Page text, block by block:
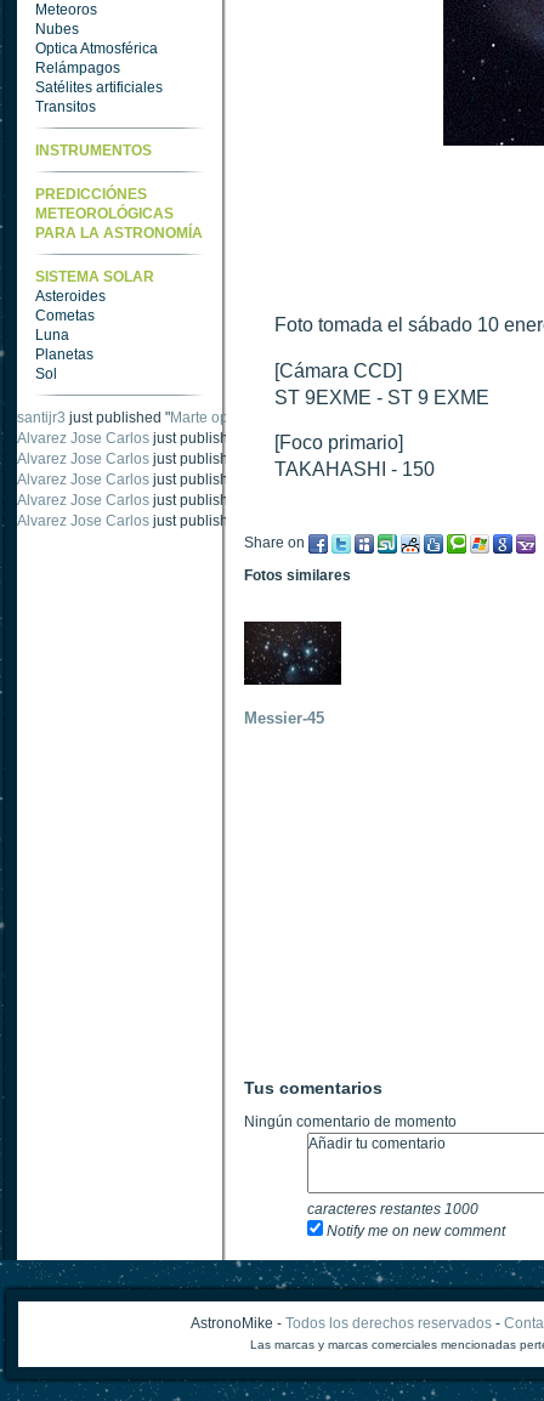
Meteoros
Nubes
Optica Atmosférica
Relámpagos
Satélites artificiales
Transitos
INSTRUMENTOS
PREDICCIÓNES
METEOROLÓGICAS
PARA LA ASTRONOMÍA
SISTEMA SOLAR
Asteroides
Cometas
Luna
Planetas
Sol
santijr3 just published "Marte oposición 2020
Alvarez Jose Carlos just published " Saturno 20 noviembre 2003
Alvarez Jose Carlos just published " Júpiter 2010".
Alvarez Jose Carlos just published " Oposición Marte 30 de octubre 2020
Alvarez Jose Carlos just published "
Alvarez Jose Carlos just published "
Foto tomada el sábado 10
[Cámara CCD]
ST 9EXME - ST 9 EXME
[Foco primario]
TAKAHASHI - 150
Share on
Fotos similares
Messier-45
Tus comentarios
Ningún comentario de momento
caracteres restantes 1000
Notify me on new comment
AstronoMike - Todos los derechos reservados-
Las marcas y marcas comerciales mencionadas